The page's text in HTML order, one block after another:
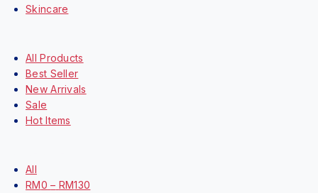
Skincare
All Products
Best Seller
New Arrivals
Sale
Hot Items
All
RM0 – RM130